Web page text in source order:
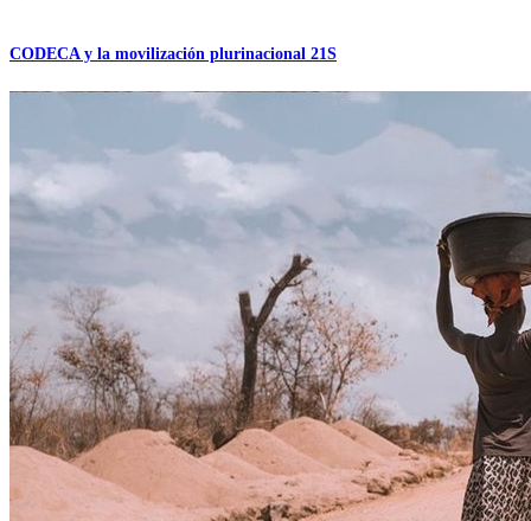
CODECA y la movilización plurinacional 21S